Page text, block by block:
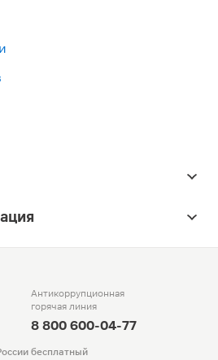
Антикоррупционная
горячая линия
8 800 600-04-77
бесплатный